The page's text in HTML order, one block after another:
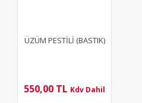
ÜZÜM PESTİLİ (BASTIK)
550,00 TL Kdv Dahil